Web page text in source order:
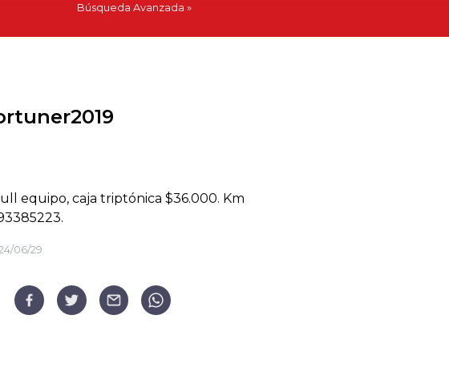
Búsqueda Avanzada
equipo, caja triptónica $36.000. Km
06/29